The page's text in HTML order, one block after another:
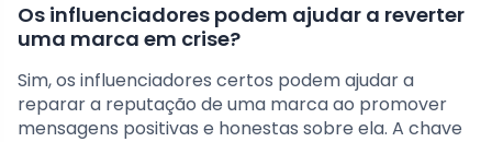
Os influenciadores podem ajudar a reverter
uma marca em crise?
Sim, os influenciadores certos podem ajudar a
reparar a reputação de uma marca ao promover
mensagens positivas e honestas sobre ela. A chave